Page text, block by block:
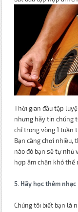
Thời gian đầu tập
nhưng hãy tin chúng
chỉ trong vòng 1 tuần
Bạn càng chơi nhiều,
nào đó bạn sẽ tự nhủ
hợp âm chặn khó thế
5. Hãy học thêm nhạc
Chúng tôi biết bạn là